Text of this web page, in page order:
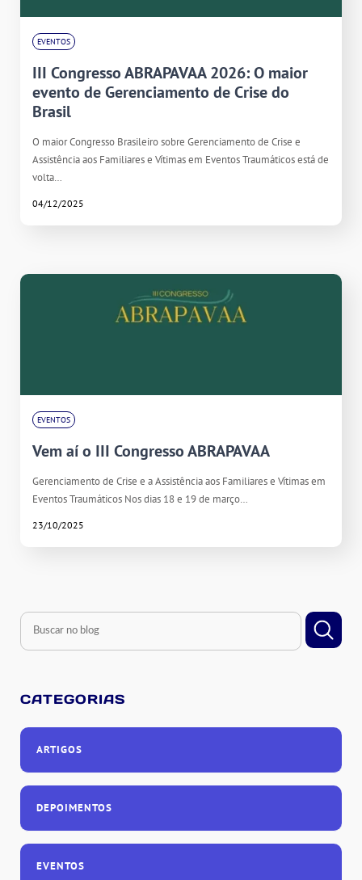
EVENTOS
III Congresso ABRAPAVAA 2026: O maior
evento de Gerenciamento de Crise do
Brasil
O maior Congresso Brasileiro sobre Gerenciamento de Crise e
Assistência aos Familiares e Vítimas em Eventos Traumáticos está de
volta…
04/12/2025
EVENTOS
Vem aí o III Congresso ABRAPAVAA
Gerenciamento de Crise e a Assistência aos Familiares e Vítimas em
Eventos Traumáticos Nos dias 18 e 19 de março…
23/10/2025
CATEGORIAS
ARTIGOS
DEPOIMENTOS
EVENTOS